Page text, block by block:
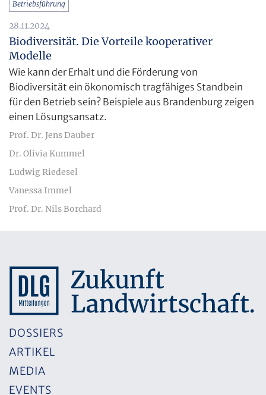
Betriebsführung
28.11.2024
Biodiversität. Die Vorteile kooperativer
Modelle
Wie kann der Erhalt und die Förderung von
Biodiversität ein ökonomisch tragfähiges Standbein
für den Betrieb sein? Beispiele aus Brandenburg zeigen
einen Lösungsansatz.
Prof. Dr. Jens Dauber
Dr. Olivia Kummel
Ludwig Riedesel
Vanessa Immel
Prof. Dr. Nils Borchard
DOSSIERS
ARTIKEL
MEDIA
EVENTS